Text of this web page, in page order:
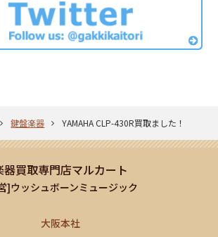
鍵盤楽器 YAMAHA CLP-430R買取ました！
器買取専門店マルカート
]ウッシュボーンミュージック
大阪本社